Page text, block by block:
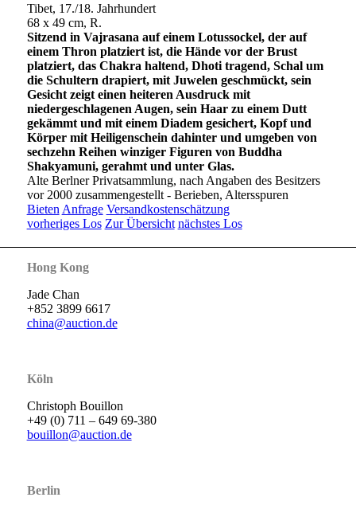
Tibet, 17./18. Jahrhundert
68 x 49 cm, R.
Sitzend in Vajrasana auf einem Lotussockel, der auf
einem Thron platziert ist, die Hände vor der Brust
platziert, das Chakra haltend, Dhoti tragend, Schal um
die Schultern drapiert, mit Juwelen geschmückt, sein
Gesicht zeigt einen heiteren Ausdruck mit
niedergeschlagenen Augen, sein Haar zu einem Dutt
gekämmt und mit einem Diadem gesichert, Kopf und
Körper mit Heiligenschein dahinter und umgeben von
sechzehn Reihen winziger Figuren von Buddha
Shakyamuni, gerahmt und unter Glas.
Alte Berlner Privatsammlung, nach Angaben des Besitzers
vor 2000 zusammengestellt - Berieben, Altersspuren
Bieten Anfrage Versandkostenschätzung
vorheriges Los Zur Übersicht nächstes Los
Hong Kong
Jade Chan
+852 3899 6617
china@auction.de
Köln
Christoph Bouillon
+49 (0) 711 – 649 69-380
bouillon@auction.de
Berlin